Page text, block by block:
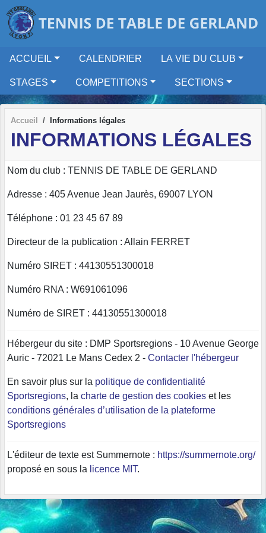
ACCUEIL CALENDRIER LA VIE DU CLUB
STAGES COMPETITIONS SECTIONS
Accueil Informations légales
INFORMATIONS LÉGALES
Nom du club : TENNIS DE TABLE DE GERLAND
Adresse : 405 Avenue Jean Jaurès, 69007 LYON
Téléphone : 01 23 45 67 89
Directeur de la publication : Allain FERRET
Numéro SIRET : 44130551300018
Numéro RNA : W691061096
Numéro de SIRET : 44130551300018
Hébergeur du site : DMP Sportsregions - 10 Avenue George
Auric - 72021 Le Mans Cedex 2 - Contacter l'hébergeur
En savoir plus sur la politique de confidentialité
Sportsregions, la charte de gestion des cookies et les
conditions générales d’utilisation de la plateforme
Sportsregions
L'éditeur de texte est Summernote : https://summernote.org/
proposé en sous la licence MIT.
Panneau de gestion des cookies